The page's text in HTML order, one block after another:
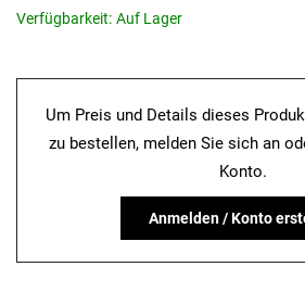
Verfügbarkeit: Auf Lager
Um Preis und Details dieses
zu bestellen, melden Sie sich an
Konto.
Anmelden / Konto